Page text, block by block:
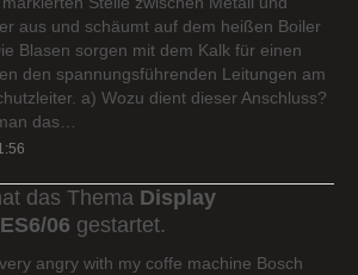
aus und schäumt auf dem heißen Boiler
Blasen sorgen mit dem Kalk für einen
den spannungsführenden Leitungen am
a) Wozu dient dieser Anschluss?
das…
das Thema Display
06 gestartet.
angry with my coffe machine Bosch